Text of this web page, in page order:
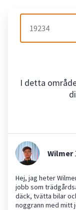
I detta
Wilmer
Hej, jag heter Wilmer
jobb som
däck, tvätta bilar
noggrann med mitt